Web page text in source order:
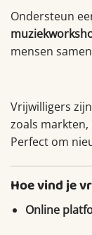
Ondersteun
mensen
Vrijwilligers
zoals
Perfect om
Hoe vind je
Online